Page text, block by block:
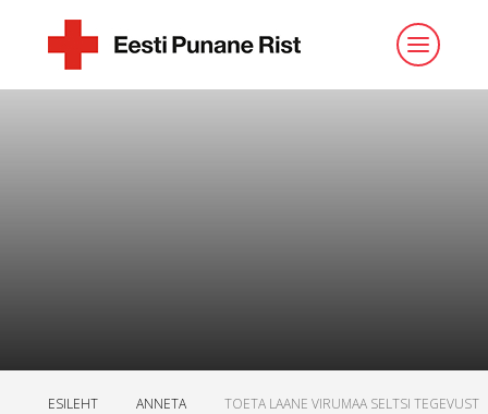
ESILEHT ANNETA TOETA LAANE VIRUMAA SELTSI TEGEVUST